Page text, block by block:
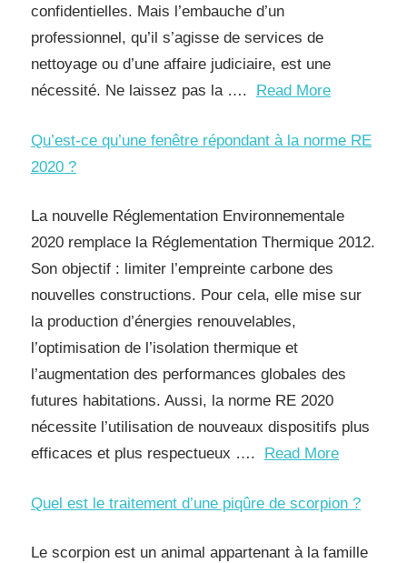
confidentielles. Mais l’embauche d’un
professionnel, qu’il s’agisse de services de
nettoyage ou d’une affaire judiciaire, est une
nécessité. Ne laissez pas la …. Read More
Qu’est-ce qu’une fenêtre répondant à la norme RE
2020 ?
La nouvelle Réglementation Environnementale
2020 remplace la Réglementation Thermique 2012.
Son objectif : limiter l’empreinte carbone des
nouvelles constructions. Pour cela, elle mise sur
la production d’énergies renouvelables,
l’optimisation de l’isolation thermique et
l’augmentation des performances globales des
futures habitations. Aussi, la norme RE 2020
nécessite l’utilisation de nouveaux dispositifs plus
efficaces et plus respectueux …. Read More
Quel est le traitement d’une piqûre de scorpion ?
Le scorpion est un animal appartenant à la famille